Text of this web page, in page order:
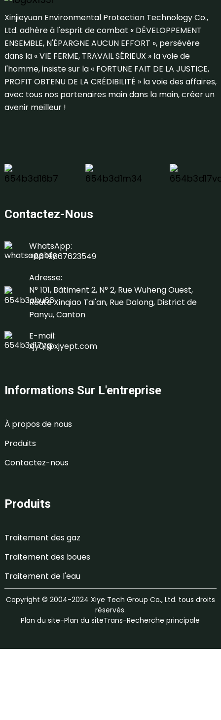
Xinjieyuan Environmental Protection Technology Co.,
Ltd. adhère à l'esprit de combat « DÉVELOPPEMENT
ENSEMBLE, N'ÉPARGNE AUCUN EFFORT », persévère
dans la « VIE FERME, TRAVAIL SÉRIEUX » la voie de
l'homme, insiste sur la « FORTUNE FAIT DE LA JUSTICE,
PROFIT OBTENU DE LA CRÉDIBILITÉ » la voie des affaires,
avec tous nos partenaires main dans la main, créer un
avenir meilleur !
Contactez-Nous
WhatsApp:
+86 19867623549
Adresse:
N° 101, Bâtiment 2, N° 2, Rue Wuheng Ouest,
Route Xinqiao Tai'an, Rue Dalong, District de
Panyu, Canton
E-mail:
xjy01@xjyept.com
Informations Sur L'entreprise
À propos de nous
Produits
Contactez-nous
Produits
Traitement des gaz
Traitement des boues
Traitement de l'eau
Copyright © 2004-2024 Xiye Tech Group Co., Ltd. tous droits
réservés.
Plan du site-Plan du siteTrans-Recherche principale